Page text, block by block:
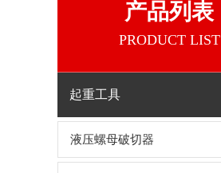
产品列表
PRODUCT LIST
起重工具
液压螺母破切器